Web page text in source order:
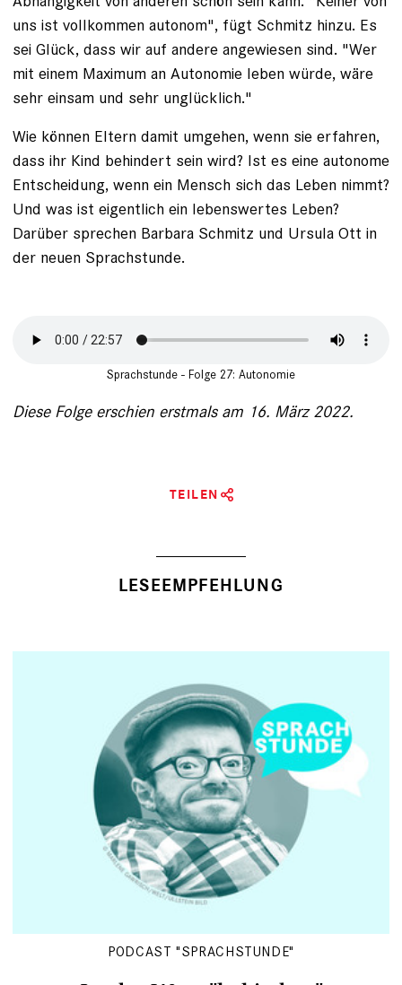
uns ist vollkommen autonom", fügt Schmitz hinzu. Es
sei Glück, dass wir auf andere angewiesen sind. "Wer
mit einem Maximum an Autonomie leben würde, wäre
sehr einsam und sehr unglücklich."
Wie können Eltern damit umgehen, wenn sie erfahren,
dass ihr Kind behindert sein wird? Ist es eine autonome
Entscheidung, wenn ein Mensch sich das Leben nimmt?
Und was ist eigentlich ein lebenswertes Leben?
Darüber sprechen Barbara Schmitz und Ursula Ott in
der neuen Sprachstunde.
Sprachstunde - Folge 27: Autonomie
Diese Folge erschien erstmals am 16. März 2022.
TEILEN
LESEEMPFEHLUNG
PODCAST "SPRACHSTUNDE"